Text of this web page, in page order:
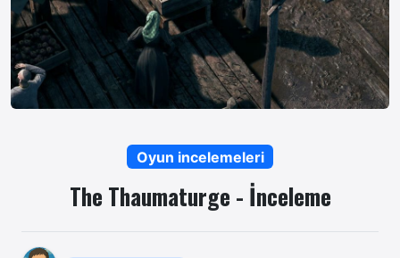
Oyun incelemeleri
The Thaumaturge - İnceleme